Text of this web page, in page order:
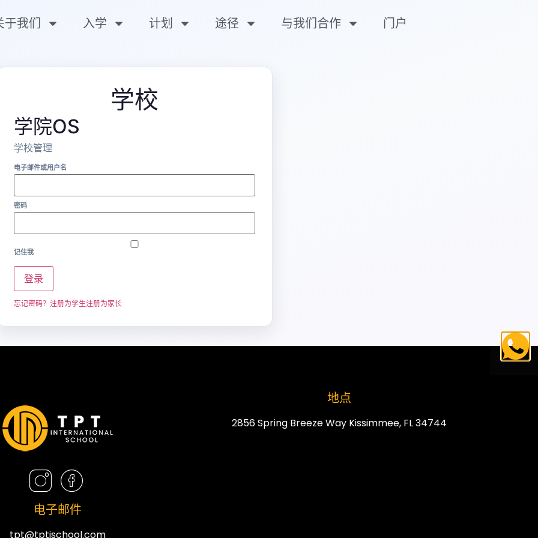
于我们 入学 计划 途径 与我们合作 门户
学校
学院OS
学校管理
电子邮件或用户名
密码
记住我
登录
忘记密码？ 注册为学生注册为家长
电子邮件
tpt@tptischool.com
地点
2856 Spring Breeze Way Kissimmee, FL 34744